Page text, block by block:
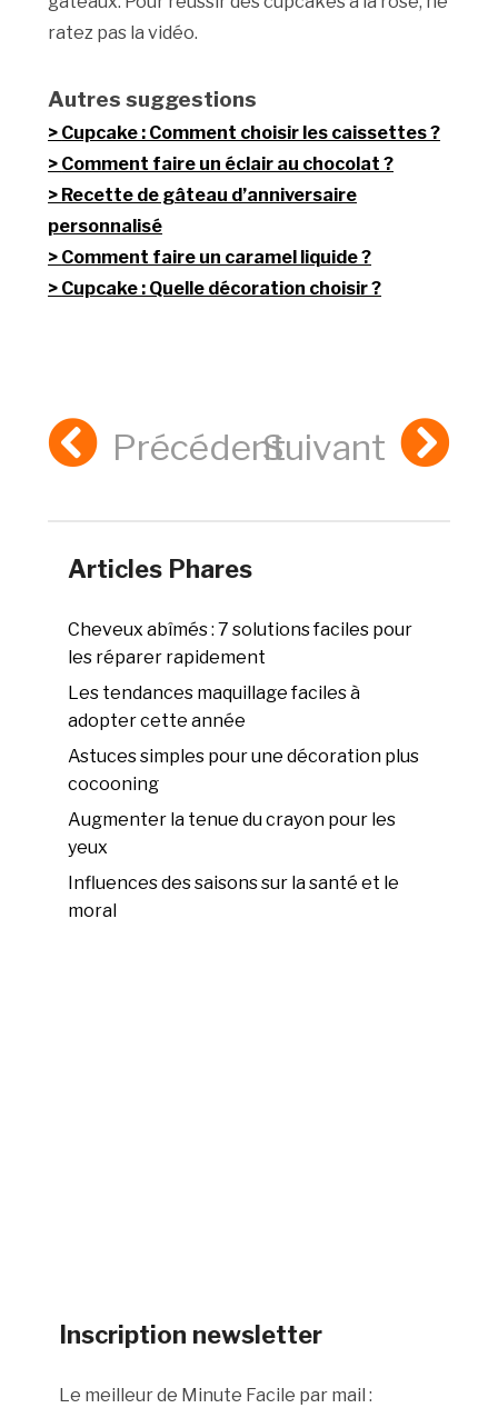
ratez pas la vidéo.
Autres suggestions
Cupcake : Comment choisir les caissettes ?
Comment faire un éclair au chocolat ?
Recette de gâteau d’anniversaire
personnalisé
Comment faire un caramel liquide ?
Cupcake : Quelle décoration choisir ?
PrécédentSuivant
Articles Phares
Cheveux abîmés : 7 solutions faciles pour
les réparer rapidement
Les tendances maquillage faciles à
adopter cette année
Astuces simples pour une décoration plus
cocooning
Augmenter la tenue du crayon pour les
yeux
Influences des saisons sur la santé et le
moral
Inscription newsletter
Le meilleur de Minute Facile par mail :